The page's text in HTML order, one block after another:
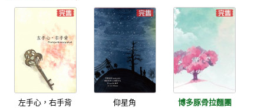
左手心，右手背 仰星角
博多豚骨拉麵團